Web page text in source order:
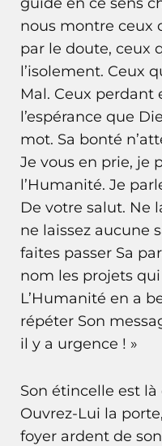
nous montre ceux
par le doute, ceux
l’isolement. Ceux
Mal. Ceux perdant
l’espérance que
mot. Sa bonté
Je vous en prie, je
l’Humanité. Je
De votre salut. Ne
ne laissez aucune
faites passer Sa
nom les projets
L’Humanité en a
répéter Son
il y a urgence ! »
Son étincelle est
Ouvrez-Lui la
foyer ardent de